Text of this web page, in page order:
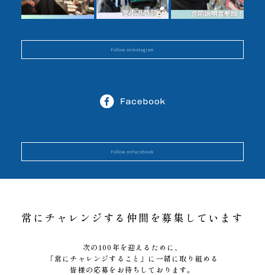
Follow on Instagram
Follow on Facebook
常にチャレンジする仲間を募集しています
次の100年を迎えるために、
「常にチャレンジすること」に一緒に取り組める
皆様の応募をお待ちしております。